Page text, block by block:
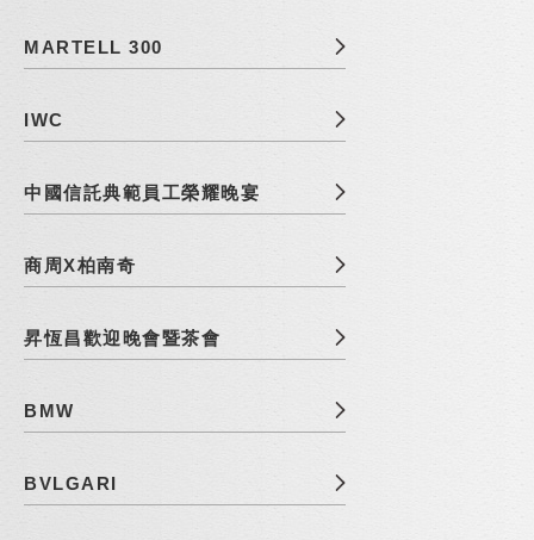
MARTELL 300
IWC
中國信託典範員工榮耀晚宴
商周X柏南奇
昇恆昌歡迎晚會暨茶會
BMW
BVLGARI